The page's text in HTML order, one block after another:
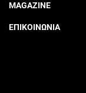
MAGAZINE
ΕΠΙΚΟΙΝΩΝΙΑ